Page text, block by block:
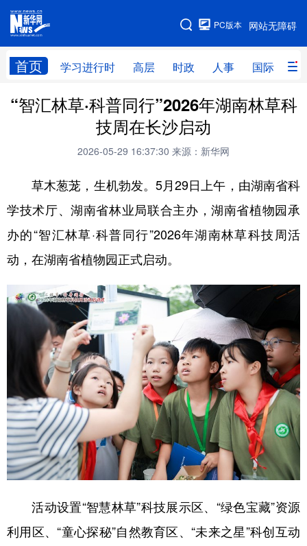
网站无障碍
PC版本
首页 学习进行时 高层 时政 人事 国际 财
网站地图
学习进行时 高层 时政 人事
财经 网评
全球连线
科技 科创 量子 体育
文化 书画 健康 军事
食品 人居 信息化
学术中国 乡村振兴 银龄 溯源中国
城市 旅游 能源 会展
彩票 娱乐 时尚 悦读
公益 一带一路 亚太网 上市公司
文化产业
地方频道
北京 天津 河北 山西
“智汇林草·科普同行”2026年湖南林草科
技周在长沙启动
2026-05-29 16:37:30 来源：新华网
草木葱茏，生机勃发。5月29日上午，由湖南省科
学技术厅、湖南省林业局联合主办，湖南省植物园承
办的“智汇林草·科普同行”2026年湖南林草科技周活
动，在湖南省植物园正式启动。
活动设置“智慧林草”科技展示区、“绿色宝藏”资源
利用区、“童心探秘”自然教育区、“未来之星”科创互动